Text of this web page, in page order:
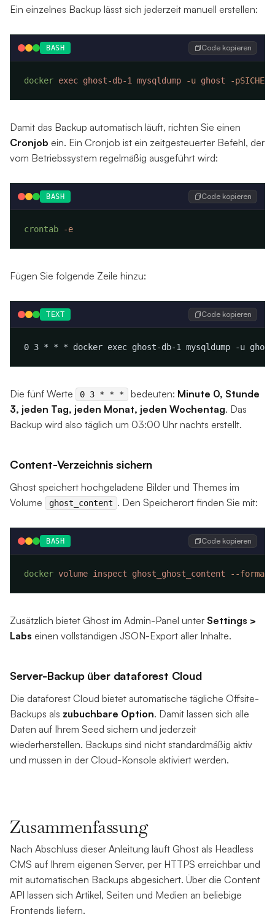
Ein einzelnes Backup lässt sich jederzeit manuell erstellen:
BASH Code kopieren
docker exec ghost-db-1 mysqldump -u ghost -
Damit das Backup automatisch läuft, richten Sie einen
Cronjob ein. Ein Cronjob ist ein zeitgesteuerter Befehl, der
vom Betriebssystem regelmäßig ausgeführt wird:
BASH Code kopieren
crontab
Fügen Sie folgende Zeile hinzu:
TEXT Code kopieren
Die fünf Werte 0 3 * * * bedeuten: Minute 0, Stunde
3, jeden Tag, jeden Monat, jeden Wochentag. Das
Backup wird also täglich um 03:00 Uhr nachts erstellt.
Content-Verzeichnis sichern
Ghost speichert hochgeladene Bilder und Themes im
Volume
ghost_content . Den Speicherort finden Sie mit:
BASH Code kopieren
docker volume inspect ghost_ghost_content --format
Zusätzlich bietet Ghost im Admin-Panel unter Settings >
Labs einen vollständigen JSON-Export aller Inhalte.
Server-Backup über dataforest Cloud
Die dataforest Cloud bietet automatische tägliche Offsite-
Backups als zubuchbare Option. Damit lassen sich alle
Daten auf Ihrem Seed sichern und jederzeit
wiederherstellen. Backups sind nicht standardmäßig aktiv
und müssen in der Cloud-Konsole aktiviert werden.
Zusammenfassung
Nach Abschluss dieser Anleitung läuft Ghost als Headless
CMS auf Ihrem eigenen Server, per HTTPS erreichbar und
mit automatischen Backups abgesichert. Über die Content
API lassen sich Artikel, Seiten und Medien an beliebige
Frontends liefern.